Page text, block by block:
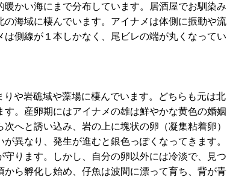
かい海にまで分布しています。居酒屋でお馴染み
海域に棲んでいます。アイナメは体側に振動や流
側線が１本しかなく、尾ビレの端が丸くなってい
や岩礁域や藻場に棲んでいます。どちらも元は北
。産卵期にはアイナメの雄は鮮やかな黄色の婚姻
へと誘い込み、岩の上に塊状の卵（凝集粘着卵）
異なり、発生が進むと銀色っぽくなってきます。
ります。しかし、自分の卵以外には冷淡で、見つ
ら孵化し始め、仔魚は波間に漂って育ち、背が青